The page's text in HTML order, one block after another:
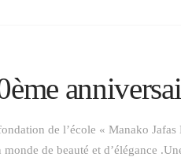
de l’école « Manako
de beauté et d’élégance